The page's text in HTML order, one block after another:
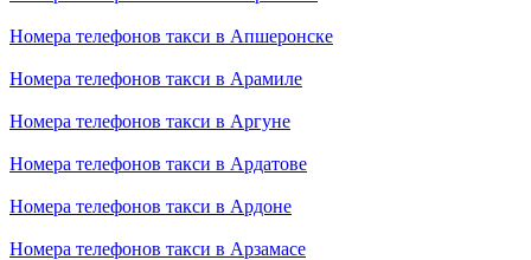
Номера телефонов такси в Апшеронске
Номера телефонов такси в Арамиле
Номера телефонов такси в Аргуне
Номера телефонов такси в Ардатове
Номера телефонов такси в Ардоне
Номера телефонов такси в Арзамасе